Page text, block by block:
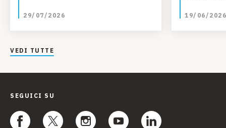
29/07/2026
Guinea
19/06/2026
VEDI TUTTE
SEGUICI SU